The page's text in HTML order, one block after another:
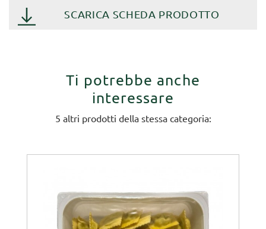
SCARICA SCHEDA PRODOTTO
Ti potrebbe anche
interessare
5 altri prodotti della stessa categoria: